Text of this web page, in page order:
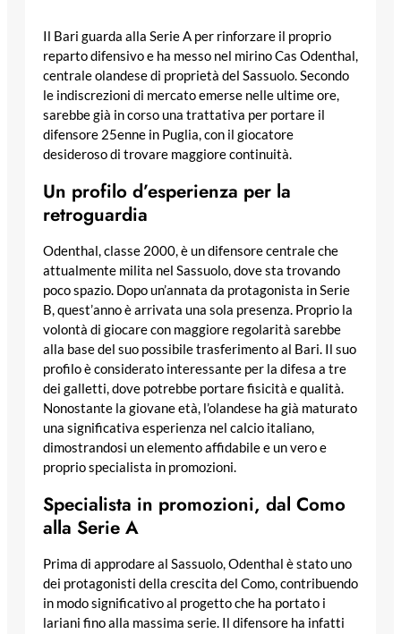
Il Bari guarda alla Serie A per rinforzare il proprio
reparto difensivo e ha messo nel mirino Cas Odenthal,
centrale olandese di proprietà del Sassuolo. Secondo
le indiscrezioni di mercato emerse nelle ultime ore,
sarebbe già in corso una trattativa per portare il
difensore 25enne in Puglia, con il giocatore
desideroso di trovare maggiore continuità.
Un profilo d’esperienza per la
retroguardia
Odenthal, classe 2000, è un difensore centrale che
attualmente milita nel Sassuolo, dove sta trovando
poco spazio. Dopo un’annata da protagonista in Serie
B, quest’anno è arrivata una sola presenza. Proprio la
volontà di giocare con maggiore regolarità sarebbe
alla base del suo possibile trasferimento al Bari. Il suo
profilo è considerato interessante per la difesa a tre
dei galletti, dove potrebbe portare fisicità e qualità.
Nonostante la giovane età, l’olandese ha già maturato
una significativa esperienza nel calcio italiano,
dimostrandosi un elemento affidabile e un vero e
proprio specialista in promozioni.
Specialista in promozioni, dal Como
alla Serie A
Prima di approdare al Sassuolo, Odenthal è stato uno
dei protagonisti della crescita del Como, contribuendo
in modo significativo al progetto che ha portato i
lariani fino alla massima serie. Il difensore ha infatti